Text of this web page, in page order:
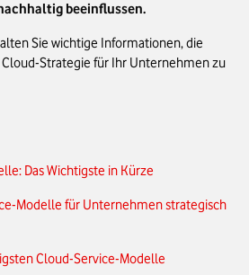
beeinflussen.
Sie wichtige Informationen, die
Strategie für Ihr Unternehmen zu
Das Wichtigste in Kürze
Modelle für Unternehmen strategisch
Cloud-Service-Modelle